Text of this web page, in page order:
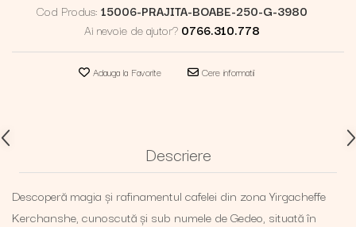
Cod Produs: 15006-PRAJITA-BOABE-250-G-3980
Ai nevoie de ajutor? 0766.310.778
Adauga la Favorite Cere informatii
Descriere
Descoperă magia și rafinamentul cafelei din zona Yirgacheffe
Kerchanshe, cunoscută și sub numele de Gedeo, situată în